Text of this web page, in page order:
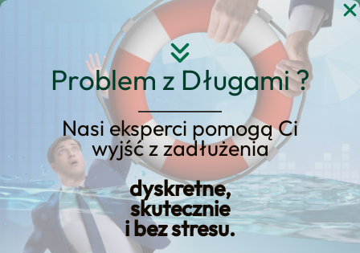
Problem z Długami ?
Nasi eksperci pomogą Ci
wyjść z zadłużenia
dyskretne,
skutecznie
i bez stresu.
Przejdź
KREDYT123.PL – OFERTA SPRZEDAŻOWA
upadłość konsumencka
z czym się wiąże